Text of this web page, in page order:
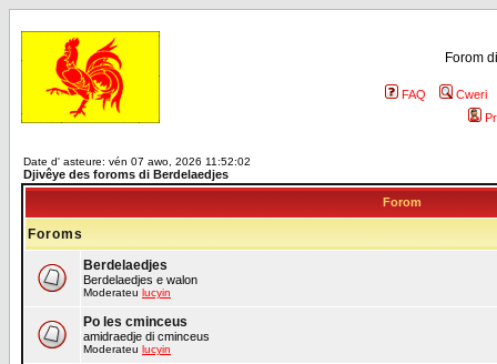
Forom
FAQ
Cweri
Date d' asteure: vén 07 awo, 2026 11:52:02
Djivêye des foroms di Berdelaedjes
Forom
Foroms
Berdelaedjes
Berdelaedjes e walon
Moderateu lucyin
Po les cminceus
amidraedje di cminceus
Moderateu lucyin